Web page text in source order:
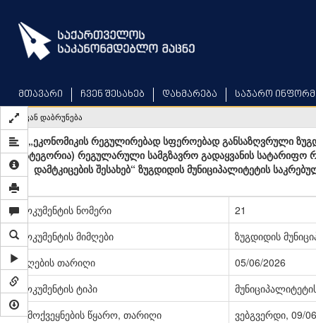
main
content
მთავარი ჩვენ შესახებ დახმარება საჯარო
უკან დაბრუნება
„ეკონომიკის რეგულირებად სფეროებად განსაზღვრული
კატეგორია) რეგულარული სამგზავრო გადაყვანის სატარიფო
დამტკიცების შესახებ“ ზუგდიდის მუნიციპალიტეტის
დოკუმენტის ნომერი
21
დოკუმენტის მიმღები
ზუგდიდის
მიღების თარიღი
05/06/2026
დოკუმენტის ტიპი
გამოქვეყნების წყარო, თარიღი
ვებგვერდი, 09/